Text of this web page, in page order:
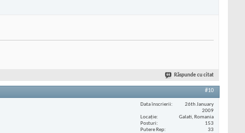
Răspunde cu citat
#10
Data înscrierii
26th January
2009
Locaţie
Galati, Romania
Posturi
153
Putere Rep
33